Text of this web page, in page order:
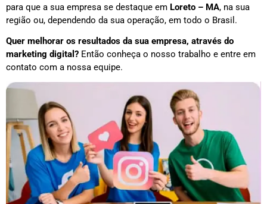
para que a sua empresa se destaque em Loreto – MA, na sua
região ou, dependendo da sua operação, em todo o Brasil.
Quer melhorar os resultados da sua empresa, através do
marketing digital? Então conheça o nosso trabalho e entre em
contato com a nossa equipe.